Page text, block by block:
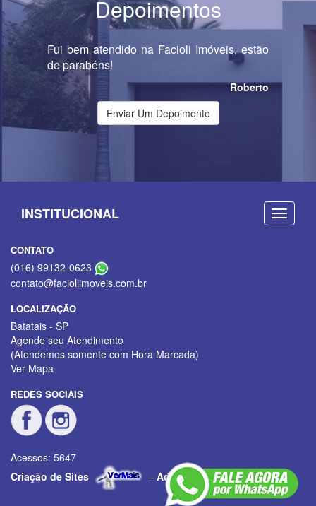
Depoimentos
Fui bem atendido na Facioli Imóveis, estão
de parabéns!
Roberto
Enviar Um Depoimento
INSTITUCIONAL
CONTATO
(016) 99132-0623
contato@facioliimoveis.com.br
LOCALIZAÇÃO
Batatais - SP
Agende seu Atendimento
(Atendemos somente com Hora Marcada)
Ver Mapa
REDES SOCIAIS
Acessos: 5647
Criação de Sites
– Admin